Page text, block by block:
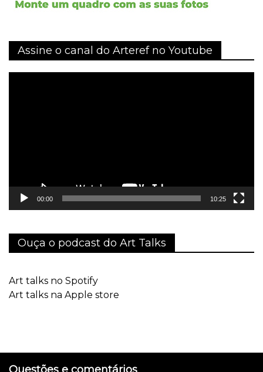
Assine o canal do Arteref no Youtube
00:00 10:25
Ouça o podcast do Art Talks
Art talks no Spotify
Art talks na Apple store